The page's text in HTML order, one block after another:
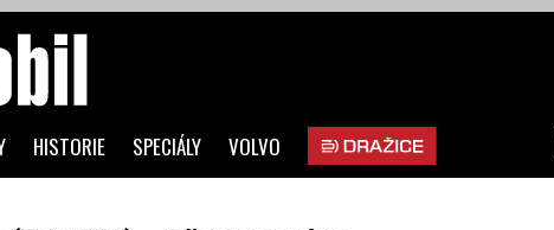
HISTORIE SPECIÁLY VOLVO